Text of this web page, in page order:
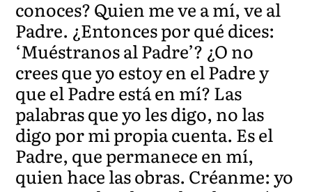
conoces? Quien me ve a mí, ve al
Padre. ¿Entonces por qué dices:
‘Muéstranos al Padre’? ¿O no
crees que yo estoy en el Padre y
que el Padre está en mí? Las
palabras que yo les digo, no las
digo por mi propia cuenta. Es el
Padre, que permanece en mí,
quien hace las obras. Créanme: yo